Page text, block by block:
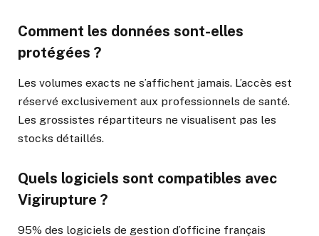
Comment les données sont-elles
protégées ?
Les volumes exacts ne s’affichent jamais. L’accès est
réservé exclusivement aux professionnels de santé.
Les grossistes répartiteurs ne visualisent pas les
stocks détaillés.
Quels logiciels sont compatibles avec
Vigirupture ?
95% des logiciels de gestion d’officine français